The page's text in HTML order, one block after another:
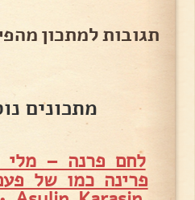
תגובות למתכון
מתכונים
לחם פרנה – מלי